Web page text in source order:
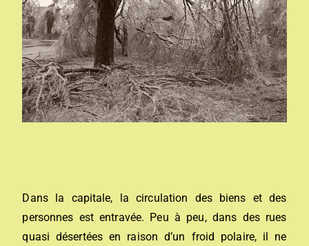
Dans la capitale, la circulation des biens et des
personnes est entravée. Peu à peu, dans des rues
quasi désertées en raison d’un froid polaire, il ne